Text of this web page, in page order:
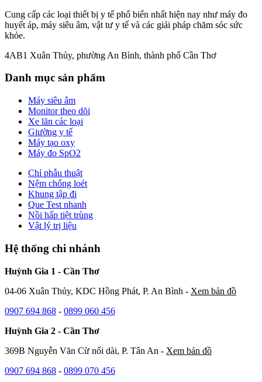
Cung cấp các loại thiết bị y tế phổ biến nhất hiện nay như máy đo
huyết áp, máy siêu âm, vật tư y tế và các giải pháp chăm sóc sức
khỏe.
4AB1 Xuân Thủy, phường An Bình, thành phố Cần Thơ
Danh mục sản phẩm
Máy siêu âm
Monitor theo dõi
Xe lăn các loại
Giường y tế
Máy tạo oxy
Máy đo SpO2
Chỉ phẫu thuật
Nệm chống loét
Khung tập đi
Que Test nhanh
Nồi hấp tiệt trùng
Vật lý trị liệu
Hệ thống chi nhánh
Huỳnh Gia 1 - Cần Thơ
04-06 Xuân Thủy, KDC Hồng Phát, P. An Bình - Xem bản đồ
0907 694 868 - 0899 060 456
Huỳnh Gia 2 - Cần Thơ
369B Nguyễn Văn Cừ nối dài, P. Tân An - Xem bản đồ
0907 694 868 - 0899 070 456